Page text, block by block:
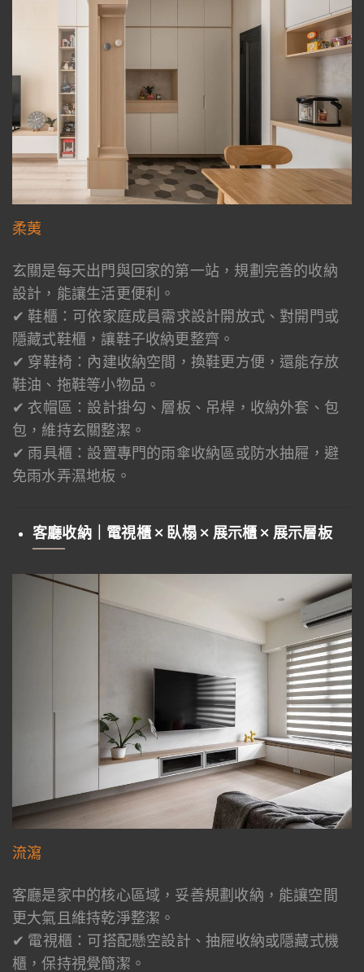
柔荑
玄關是每天出門與回家的第一站，規劃完善的收納
設計，能讓生活更便利。
✔ 鞋櫃：可依家庭成員需求設計開放式、對開門或
隱藏式鞋櫃，讓鞋子收納更整齊。
✔ 穿鞋椅：內建收納空間，換鞋更方便，還能存放
鞋油、拖鞋等小物品。
✔ 衣帽區：設計掛勾、層板、吊桿，收納外套、包
包，維持玄關整潔。
✔ 雨具櫃：設置專門的雨傘收納區或防水抽屜，避
免雨水弄濕地板。
客廳收納｜電視櫃 × 臥榻 × 展示櫃 × 展示層板
流瀉
客廳是家中的核心區域，妥善規劃收納，能讓空間
更大氣且維持乾淨整潔。
✔ 電視櫃：可搭配懸空設計、抽屜收納或隱藏式機
櫃，保持視覺簡潔。